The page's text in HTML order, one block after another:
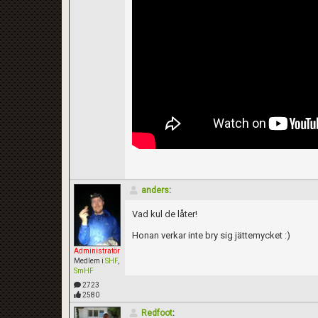
Administratör
Medlem i SHF,
SmHF
2723
2580
anders:
Vad kul de låter!
Honan verkar inte bry sig jättemycket :)
Redfoot: